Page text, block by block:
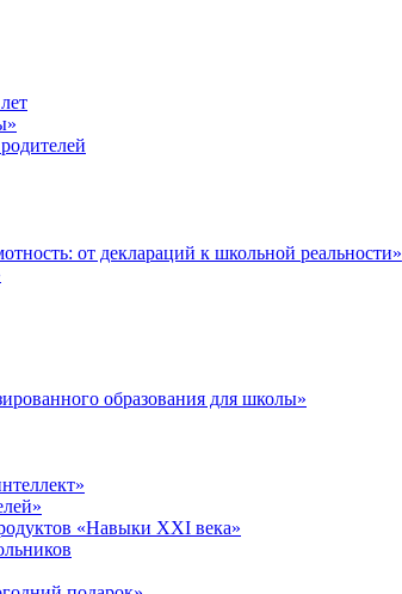
от деклараций к школьной реальности»
образования для школы»
«Навыки XXI века»